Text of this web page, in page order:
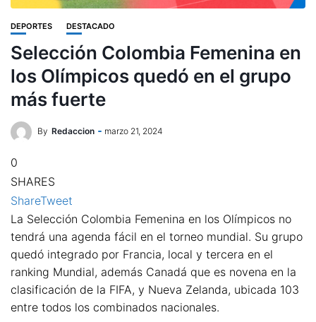
DEPORTES DESTACADO
Selección Colombia Femenina en
los Olímpicos quedó en el grupo
más fuerte
By Redaccion marzo 21, 2024
0
SHARES
ShareTweet
La Selección Colombia Femenina en los Olímpicos no
tendrá una agenda fácil en el torneo mundial. Su grupo
quedó integrado por Francia, local y tercera en el
ranking Mundial, además Canadá que es novena en la
clasificación de la FIFA, y Nueva Zelanda, ubicada 103
entre todos los combinados nacionales.